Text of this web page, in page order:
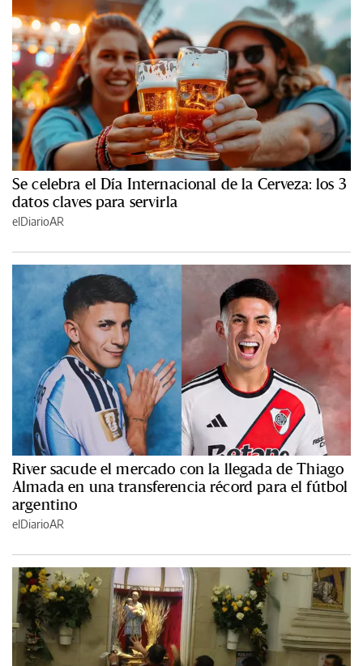
Se celebra el Día Internacional de la Cerveza: los 3
datos claves para servirla
elDiarioAR
River sacude el mercado con la llegada de Thiago
Almada en una transferencia récord para el fútbol
argentino
elDiarioAR